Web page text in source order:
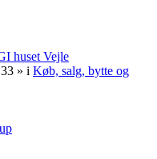
huset Vejle
» i Køb, salg, bytte og